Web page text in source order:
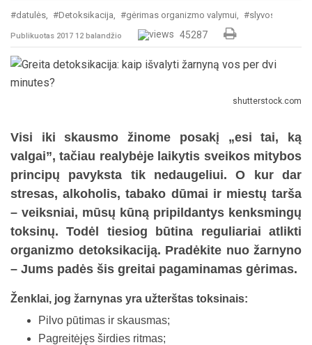
#datulės, #Detoksikacija, #gėrimas organizmo valymui, #slyvos,
Publikuotas 2017 12 balandžio 45287
shutterstock.com
Visi iki skausmo žinome posakį „esi tai, ką
valgai”, tačiau realybėje laikytis sveikos mitybos
principų pavyksta tik nedaugeliui. O kur dar
stresas, alkoholis, tabako dūmai ir miestų tarša
– veiksniai, mūsų kūną pripildantys kenksmingų
toksinų. Todėl tiesiog būtina reguliariai atlikti
organizmo detoksikaciją. Pradėkite nuo žarnyno
– Jums padės šis greitai pagaminamas gėrimas.
Ženklai, jog žarnynas yra užterštas toksinais:
Pilvo pūtimas ir skausmas;
Pagreitėjęs širdies ritmas;